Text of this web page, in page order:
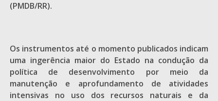
(PMDB/RR).
Os instrumentos até o momento publicados indicam
uma ingerência maior do Estado na condução da
política de desenvolvimento por meio da
manutenção e aprofundamento de atividades
intensivas no uso dos recursos naturais e da